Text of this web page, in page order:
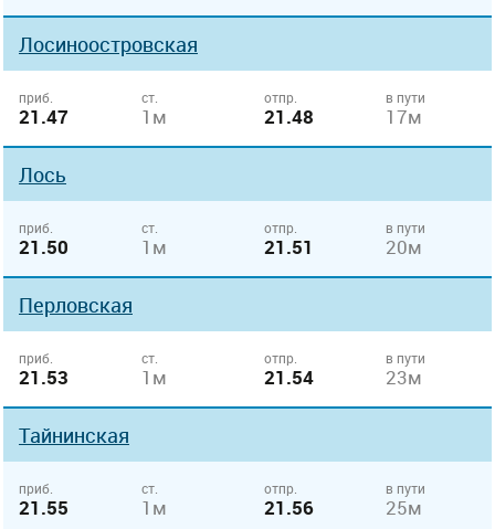
Лосиноостровская
приб.
21.47
ст.
1м
отпр.
21.48
в пути
17м
Лось
приб.
21.50
ст.
1м
отпр.
21.51
в пути
20м
Перловская
приб.
21.53
ст.
1м
отпр.
21.54
в пути
23м
Тайнинская
приб.
21.55
ст.
1м
отпр.
21.56
в пути
25м